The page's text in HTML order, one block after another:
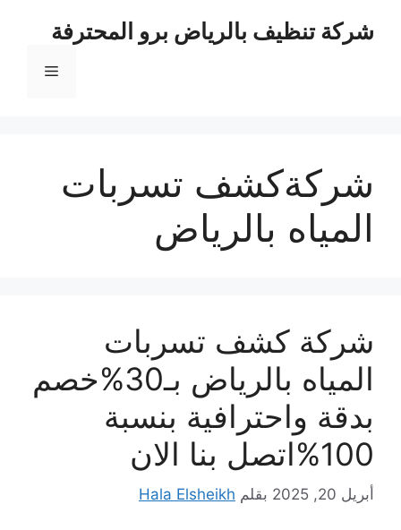
شركة تنظيف بالرياض برو المحترفة
القائمة
شركةكشف تسربات
المياه بالرياض
شركة كشف تسربات
المياه بالرياض بـ30%خصم
بدقة واحترافية بنسبة
100%اتصل بنا الان
أبريل 20, 2025 بقلم Hala Elsheikh